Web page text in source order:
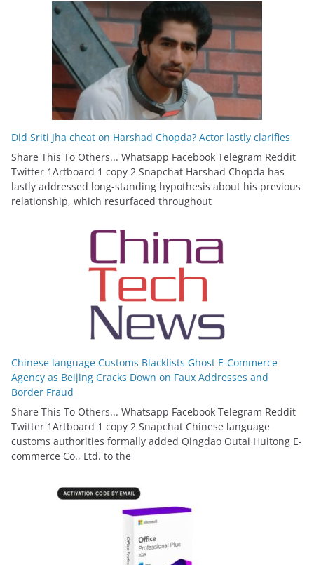
Did Sriti Jha cheat on Harshad Chopda? Actor lastly clarifies
Share This To Others... Whatsapp Facebook Telegram Reddit
Twitter 1Artboard 1 copy 2 Snapchat Harshad Chopda has
lastly addressed long-standing hypothesis about his previous
relationship, which resurfaced throughout
Chinese language Customs Blacklists Ghost E-Commerce
Agency as Beijing Cracks Down on Faux Addresses and
Border Fraud
Share This To Others... Whatsapp Facebook Telegram Reddit
Twitter 1Artboard 1 copy 2 Snapchat Chinese language
customs authorities formally added Qingdao Outai Huitong E-
commerce Co., Ltd. to the